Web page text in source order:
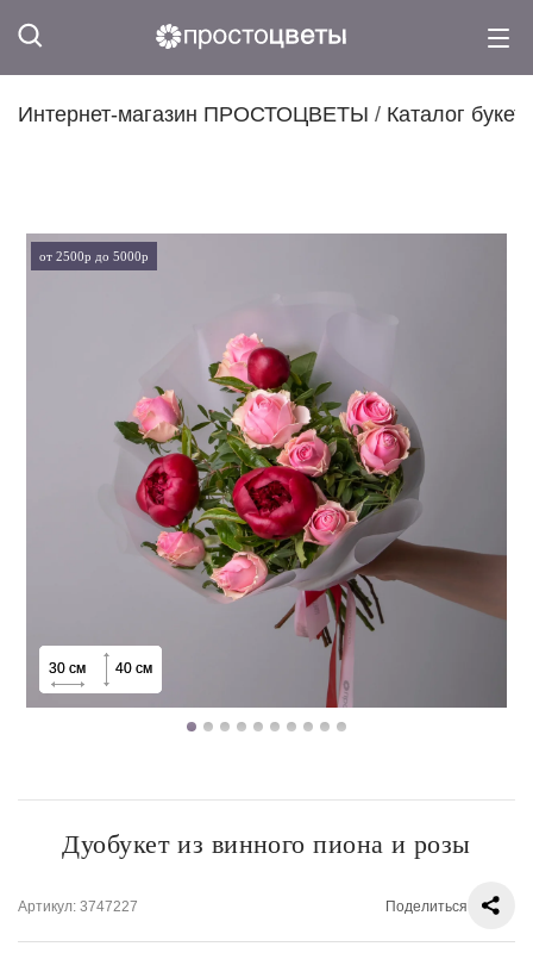
Интернет-магазин ПРОСТОЦВЕТЫ / Каталог
от 2500р до 5000р
30 см 40 см
30 см 40 см
30 см 40 см
30 см 40 см
30 см 40 см
30 см 40 см
30 см 40 см
30 см 40 см
30 см 40 см
Дуобукет из винного пиона и розы
Артикул: 3747227 Поделиться